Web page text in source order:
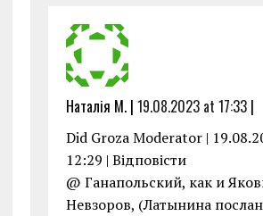
Наталія М. | 19.08.2023 at 17:33|
Did Groza Moderator |
12:29 | Відповіcти
@ Ганапольский, как и
Невзоров, (Латынина